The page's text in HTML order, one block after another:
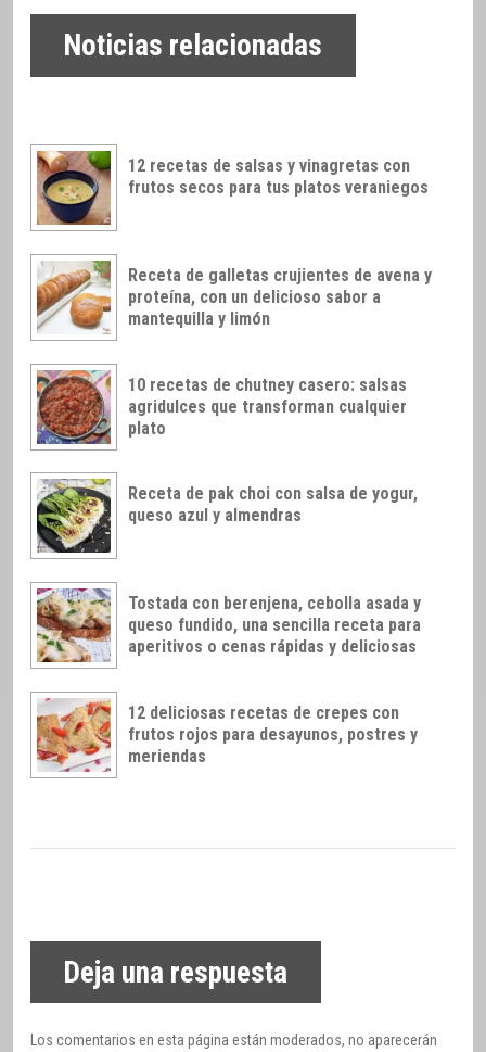
Noticias relacionadas
12 recetas de salsas y vinagretas con
frutos secos para tus platos veraniegos
Receta de galletas crujientes de avena y
proteína, con un delicioso sabor a
mantequilla y limón
10 recetas de chutney casero: salsas
agridulces que transforman cualquier
plato
Receta de pak choi con salsa de yogur,
queso azul y almendras
Tostada con berenjena, cebolla asada y
queso fundido, una sencilla receta para
aperitivos o cenas rápidas y deliciosas
12 deliciosas recetas de crepes con
frutos rojos para desayunos, postres y
meriendas
Deja una respuesta
Los comentarios en esta página están moderados, no aparecerán